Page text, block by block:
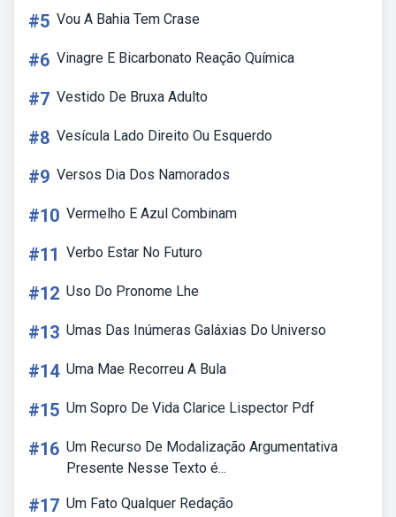
#5 Vou A Bahia Tem Crase
#6 Vinagre E Bicarbonato Reação Química
#7 Vestido De Bruxa Adulto
#8 Vesícula Lado Direito Ou Esquerdo
#9 Versos Dia Dos Namorados
#10 Vermelho E Azul Combinam
#11 Verbo Estar No Futuro
#12 Uso Do Pronome Lhe
#13 Umas Das Inúmeras Galáxias Do Universo
#14 Uma Mae Recorreu A Bula
#15 Um Sopro De Vida Clarice Lispector Pdf
#16 Um Recurso De Modalização Argumentativa
Presente Nesse Texto é...
#17 Um Fato Qualquer Redação